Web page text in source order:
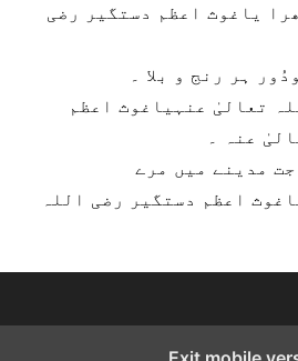
ياغوث اعظم دستگیر رضی
ہر رنج و بلا ۔
تعالیٰ عنہياغوث اعظم
عنہ ۔
مدینے میں مرے
اعظم دستگیر رضی اللہ